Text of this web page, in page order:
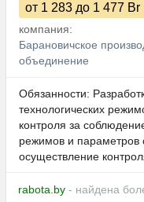
от 1 283 до 1 477 Br
компания:
Барановичское
объединение
Обязанности:
технологических
контроля за
режимов и параметров
осуществление
rabota.by - найдена